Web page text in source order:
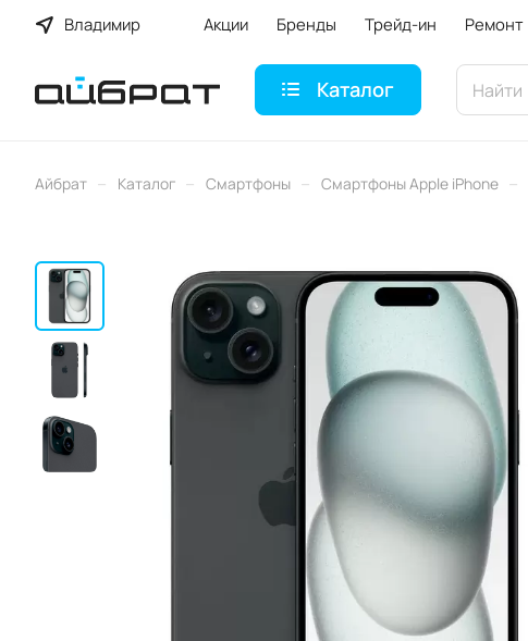
Владимир Акции Бренды Трейд-ин Ремонт
Каталог
Айбрат – Каталог – Смартфоны – Смартфоны Apple iPhone –